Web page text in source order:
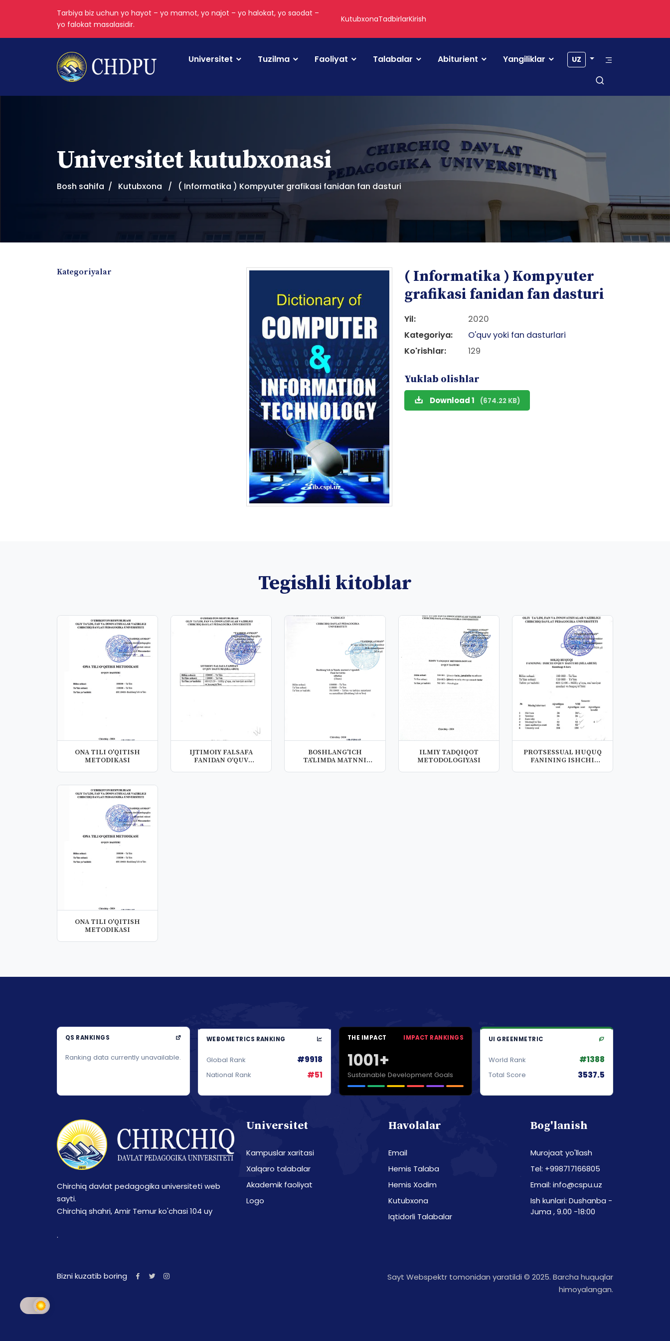
Tarbiya biz uchun yo hayot – yo mamot, yo najot – yo halokat, yo saodat –
yo falokat masalasidir.
KutubxonaTadbirlarKirish
Universitet Tuzilma Faoliyat Talabalar Abiturient Yangiliklar UZ
Universitet kutubxonasi
Bosh sahifa Kutubxona ( Informatika ) Kompyuter grafikasi fanidan fan dasturi
Kategoriyalar
( Informatika ) Kompyuter
grafikasi fanidan fan dasturi
Yil:
2020
Kategoriya:
O'quv yoki fan dasturlari
Ko'rishlar:
129
Yuklab olishlar
Download 1 (674.22 KB)
Tegishli kitoblar
ONA TILI O'QITISH
METODIKASI
IJTIMOIY FALSAFA
FANIDAN O‘QUV
BOSHLANG'ICH
TA'LIMDA MATNNI
ILMIY TADQIQOT
METODOLOGIYASI
PROTSESSUAL HUQUQ
FANINING ISHCHI
ONA TILI O'QITISH
METODIKASI
QS RANKINGS
Ranking data currently unavailable.
WEBOMETRICS RANKING
Global Rank #9918
National Rank #51
THE IMPACT IMPACT RANKINGS
1001+
Sustainable Development Goals
UI GREENMETRIC
World Rank #1388
Total Score 3537.5
Chirchiq davlat pedagogika universiteti web
sayti.
Chirchiq shahri, Amir Temur ko'chasi 104 uy
.
Universitet
Kampuslar xaritasi
Xalqaro talabalar
Akademik faoliyat
Logo
Havolalar
Email
Hemis Talaba
Hemis Xodim
Kutubxona
Iqtidorli Talabalar
Bog'lanish
Murojaat yo'llash
Tel: +998717166805
Email: info@cspu.uz
Ish kunlari: Dushanba -
Juma , 9.00 -18:00
Bizni kuzatib boring
Sayt Webspektr tomonidan yaratildi © 2025. Barcha huquqlar
himoyalangan.